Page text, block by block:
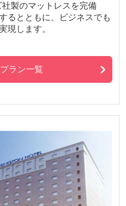
製のマットレスを完備
るとともに、ビジネスでも
現します。
ラン一覧